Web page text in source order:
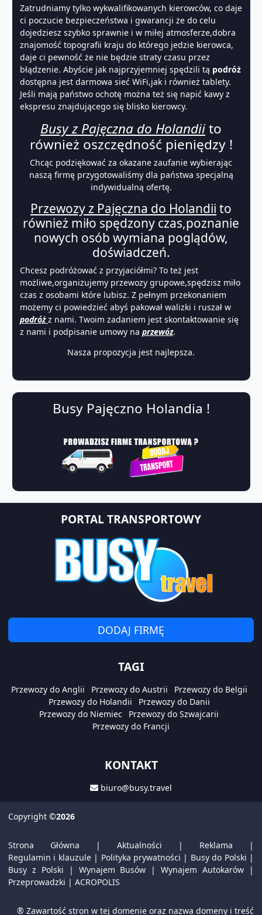
Zatrudniamy tylko wykwalifikowanych kierowców, co daje
ci poczucie bezpieczeństwa i gwarancji że do celu
dojedziesz szybko sprawnie i w miłej atmosferze,dobra
znajomość topografii kraju do którego jedzie kierowca,
daje ci pewność że nie będzie straty czasu przez
błądzenie. Abyście jak najprzyjemniej spędzili tą podróż
dostępna jest darmowa sieć WiFi,jak i również tablety.
Jeśli mają państwo ochotę można też się napić kawy z
ekspresu znajdującego się blisko kierowcy.
Busy z Pajęczna do Holandiito
również oszczędność pieniędzy !
Chcąc podziękować za okazane zaufanie wybierając
naszą firmę przygotowaliśmy dla państwa specjalną
indywidualną ofertę.
Przewozy z Pajęczna do Holandii to
również miło spędzony czas,poznanie
nowych osób wymiana poglądów,
doświadczeń.
Chcesz podróżować z przyjaciółmi? To też jest
możliwe,organizujemy przewozy grupowe,spędzisz miło
czas z osobami które lubisz. Z pełnym przekonaniem
możemy ci powiedzieć abyś pakował walizki i ruszał w
podróżz nami. Twoim zadaniem jest skontaktowanie się
z nami i podpisanie umowy na przewóz.
Nasza propozycja jest najlepsza.
Busy Pajęczno Holandia !
PORTAL TRANSPORTOWY
DODAJ FIRMĘ
TAGI
Przewozy do Anglii Przewozy do Austrii
Przewozy do Belgii
Przewozy do Holandii
Przewozy do Danii
Przewozy do Niemiec
Przewozy do Szwajcarii
Przewozy do Francji
KONTAKT
biuro@busy.travel
Copyright ©2026
Strona Główna | Aktualności | Reklama |
Regulamin i klauzule| Polityka prywatności | Busy do Polski |
Busy z Polski | Wynajem Busów |Wynajem Autokarów |
Przeprowadzki | ACROPOLIS
® Zawartość stron w tej domenie oraz nazwa domeny i treść